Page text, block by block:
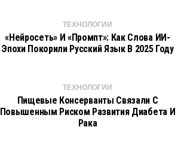
ТЕХНОЛОГИИ
«Нейросеть» И «промпт»: Как Слова ИИ-
Эпохи Покорили Русский Язык В 2025 Году
ТЕХНОЛОГИИ
Пищевые Консерванты Связали С
Повышенным Риском Развития Диабета И
Рака